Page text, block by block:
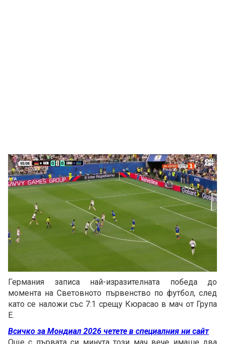
Германия записа най-изразителната победа до
момента на Световното първенство по футбол, след
като се наложи със 7:1 срещу Кюрасао в мач от Група
Е.
Всичко за Мондиал 2026 четете в специалния ни сайт